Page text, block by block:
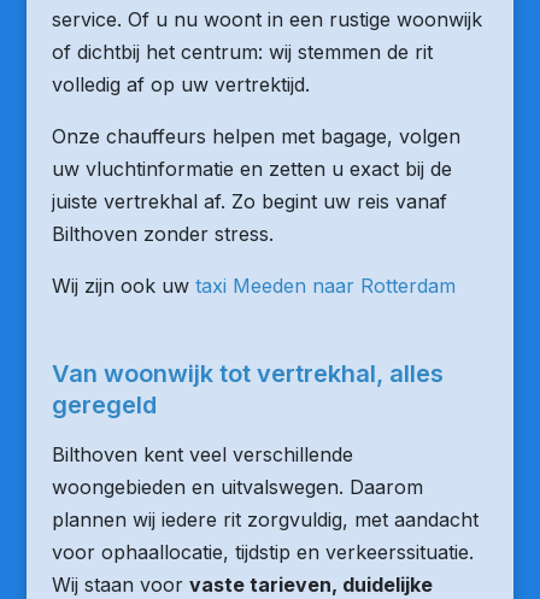
service. Of u nu woont in een rustige woonwijk
of dichtbij het centrum: wij stemmen de rit
volledig af op uw vertrektijd.
Onze chauffeurs helpen met bagage, volgen
uw vluchtinformatie en zetten u exact bij de
juiste vertrekhal af. Zo begint uw reis vanaf
Bilthoven zonder stress.
Wij zijn ook uw taxi Meeden naar Rotterdam
Van woonwijk tot vertrekhal, alles
geregeld
Bilthoven kent veel verschillende
woongebieden en uitvalswegen. Daarom
plannen wij iedere rit zorgvuldig, met aandacht
voor ophaallocatie, tijdstip en verkeerssituatie.
Wij staan voor vaste tarieven, duidelijke